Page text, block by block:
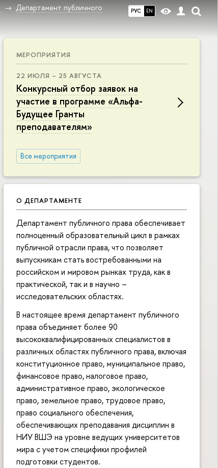
РУС EN
Департамент публичного
МЕРОПРИЯТИЯ
22 ИЮЛЯ – 25 АВГУСТА
Конкурсный отбор заявок на
участие в программе «Альфа-
Будущее Гранты
преподавателям»
Все мероприятия
О ДЕПАРТАМЕНТЕ
Департамент публичного права обеспечивает
полноценный образовательный цикл в рамках
публичной отрасли права, что позволяет
выпускникам стать востребованными на
российском и мировом рынках труда, как в
практической, так и в научно –
исследовательских областях.
В настоящее время департамент публичного
права объединяет более 90
высококвалифицированных специалистов в
различных областях публичного права, включая
конституционное право, муниципальное право,
финансовое право, налоговое право,
административное право, экологическое
право, земельное право, трудовое право,
право социального обеспечения,
обеспечивающих преподавания дисциплин в
НИУ ВШЭ на уровне ведущих университетов
мира с учетом специфики профилей
подготовки студентов.